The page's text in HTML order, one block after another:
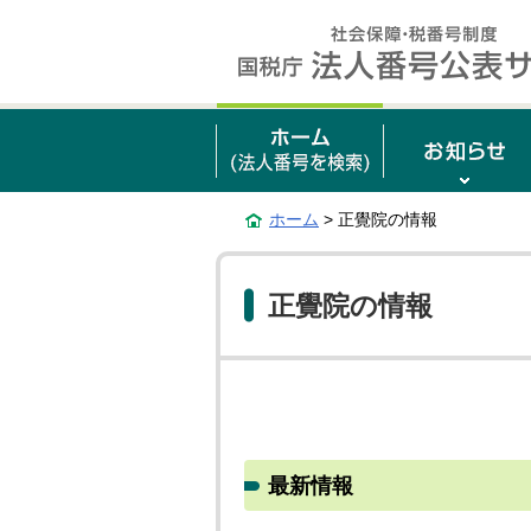
ホーム > 正覺院の情報
正覺院の情報
最新情報